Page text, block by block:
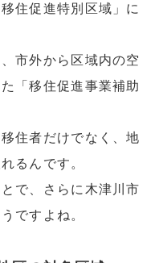
住促進特別区域」に
市外から区域内の空
「移住促進事業補助
住者だけでなく、地
るんです。
で、さらに木津川市
ですよね。